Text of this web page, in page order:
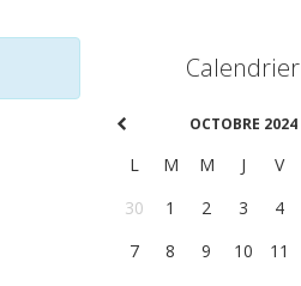
Calendrier
OCTOBRE 2024
L M M J V
30
1 2 3 4
7
8 9 10 11